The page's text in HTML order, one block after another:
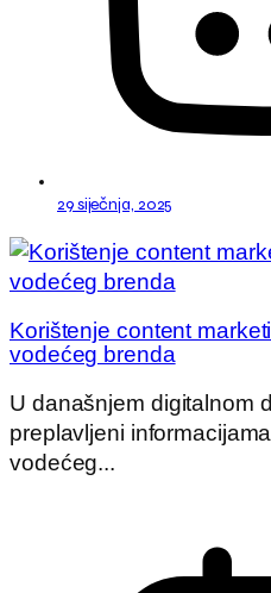
29 siječnja, 2025
Korištenje content
vodećeg brenda
U današnjem digitalnom
preplavljeni
vodećeg...